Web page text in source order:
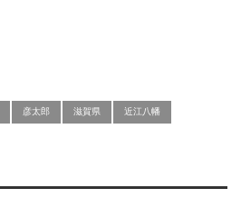
彦太郎 滋賀県
近江八幡